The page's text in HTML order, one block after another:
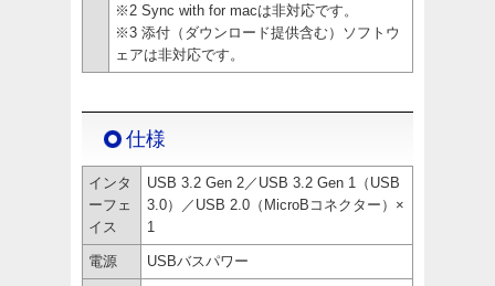
※2 Sync with for macは非対応です。
※3 添付（ダウンロード提供含む）ソフトウ
ェアは非対応です。
仕様
インタ
ーフェ
イス
USB 3.2 Gen 2／USB 3.2 Gen 1（USB
3.0）／USB 2.0（MicroBコネクター）×
1
電源 USBバスパワー